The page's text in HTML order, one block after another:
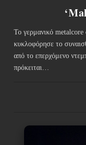
Το γερμανικό
κυκλοφόρησε το
από το επερχόμενο
πρόκειται…